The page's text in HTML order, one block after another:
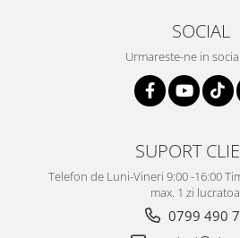
SOCIAL
Urmareste-ne in
SUPORT
Telefon de Luni-Vineri 9:00 -16:00
max. 1 zi
0799 490